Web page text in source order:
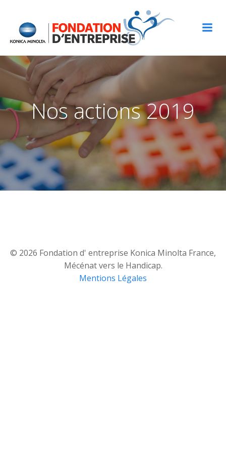
contenu
Nos actions 2019
© 2026 Fondation d' entreprise Konica Minolta France,
Mécénat vers le Handicap.
Mentions Légales